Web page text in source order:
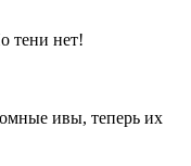
тени нет!
ивы, теперь их